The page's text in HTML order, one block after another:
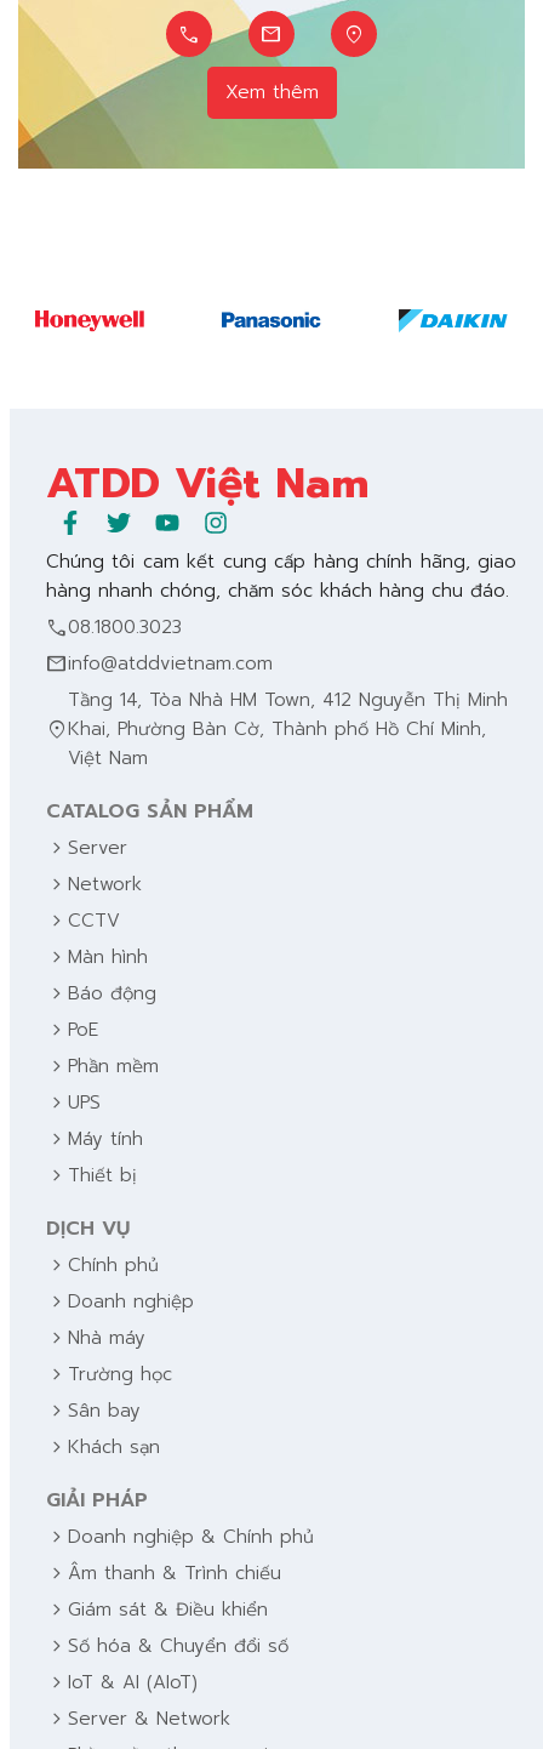
call
mail location_on
Xem thêm
ATDD Việt Nam
Chúng tôi cam kết cung cấp hàng chính hãng, giao
hàng nhanh chóng, chăm sóc khách hàng chu đáo.
call08.1800.3023
mailinfo@atddvietnam.com
location_on
Tầng 14, Tòa Nhà HM Town, 412 Nguyễn Thị Minh
Khai, Phường Bàn Cờ, Thành phố Hồ Chí Minh,
Việt Nam
CATALOG SẢN PHẨM
chevron_right Server
chevron_right Network
chevron_right CCTV
chevron_right Màn hình
chevron_right Báo động
chevron_right PoE
chevron_right Phần mềm
chevron_right UPS
chevron_right Máy tính
chevron_right Thiết bị
DỊCH VỤ
chevron_right Chính phủ
chevron_right Doanh nghiệp
chevron_right Nhà máy
chevron_right Trường học
chevron_right Sân bay
chevron_right Khách sạn
GIẢI PHÁP
chevron_right Doanh nghiệp & Chính phủ
chevron_right Âm thanh & Trình chiếu
chevron_right Giám sát & Điều khiển
chevron_right Số hóa & Chuyển đổi số
chevron_right IoT & AI (AIoT)
chevron_right Server & Network